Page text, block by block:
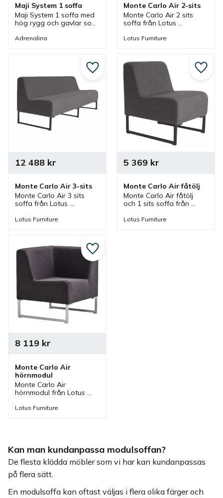
Maji System 1 soffa
Maji System 1 soffa med
hög rygg och gavlar som
baksida och ben som
Adrenalina
Monte Carlo Air 2-sits
Monte Carlo Air 2 sits
soffa från Lotus
medar som är klädd och
Lotus Furniture
Monte Carlo Air 3-sits
Monte Carlo Air 3 sits
soffa från Lotus
medar som är klädd och
12 488kr
Lotus Furniture
Lägg till i favoriter
Monte Carlo Air fåtölj
Monte Carlo Air fåtölj
och 1 sits soffa från
på medar som är klädd
5 369kr
Lotus Furniture
Lägg
Monte Carlo Air
hörnmodul
Monte Carlo Air
hörnmodul från Lotus
medar som är klädd och
8 119kr
Lotus Furniture
Lägg till i favoriter
Kan man kundanpassa modulsoffan?
De flesta klädda möbler som vi har kan kundanpassas
på flera sätt.
En modulsoffa kan oftast väljas i flera olika färger och